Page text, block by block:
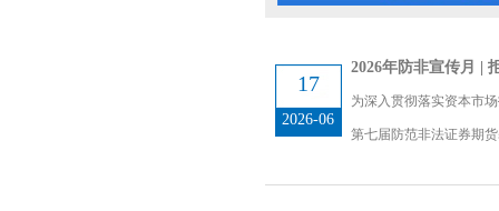
17
2026-06
2026年防非宣传月 |
为深入贯彻落实资本市
第七届防范非法证券期